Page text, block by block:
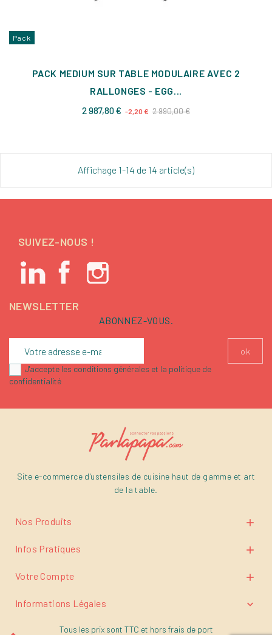
Pack
PACK MEDIUM SUR TABLE MODULAIRE AVEC 2
RALLONGES - EGG...
2 987,80 € Prix
-2,20 € 2 990,00 €Prix
Affichage 1-14 de 14 article(s)
SUIVEZ-NOUS !
NEWSLETTER
ABONNEZ-VOUS.
J'accepte les conditions générales et la politique de
confidentialité
Site e-commerce d'ustensiles de cuisine haut de gamme et art
de la table.
Nos Produits 
Infos Pratiques 
Votre Compte 
Informations Légales 
Tous les prix sont TTC et hors frais de port